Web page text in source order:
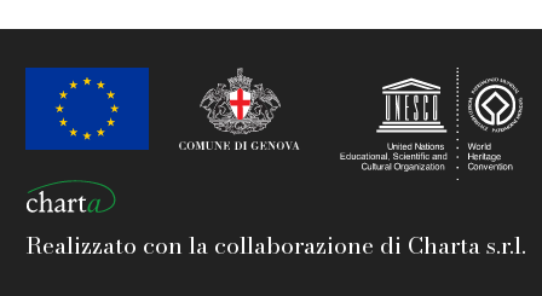
Realizzato con la collaborazione di Charta s.r.l.